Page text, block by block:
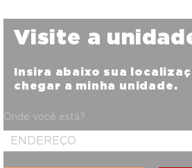
Visite a
Insira abaixo sua
chegar a minha unidade.
Onde você está?